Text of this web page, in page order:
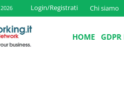
Login/Registrati Chi siamo
HOME